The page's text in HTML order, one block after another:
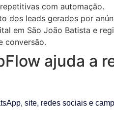
com automação.
dos leads gerados por
em São João Batista e
conversão.
ajuda a
site, redes sociais e